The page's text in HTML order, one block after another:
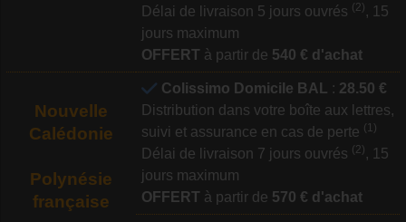
Délai de livraison 5 jours ouvrés (2) , 15
jours maximum
OFFERT à partir de 540 € d'achat
Nouvelle
Calédonie
Polynésie
française
Colissimo Domicile BAL : 28.50 €
Distribution dans votre boîte aux lettres,
suivi et assurance en cas de perte (1)
Délai de livraison 7 jours ouvrés (2) , 15
jours maximum
OFFERT à partir de 570 € d'achat